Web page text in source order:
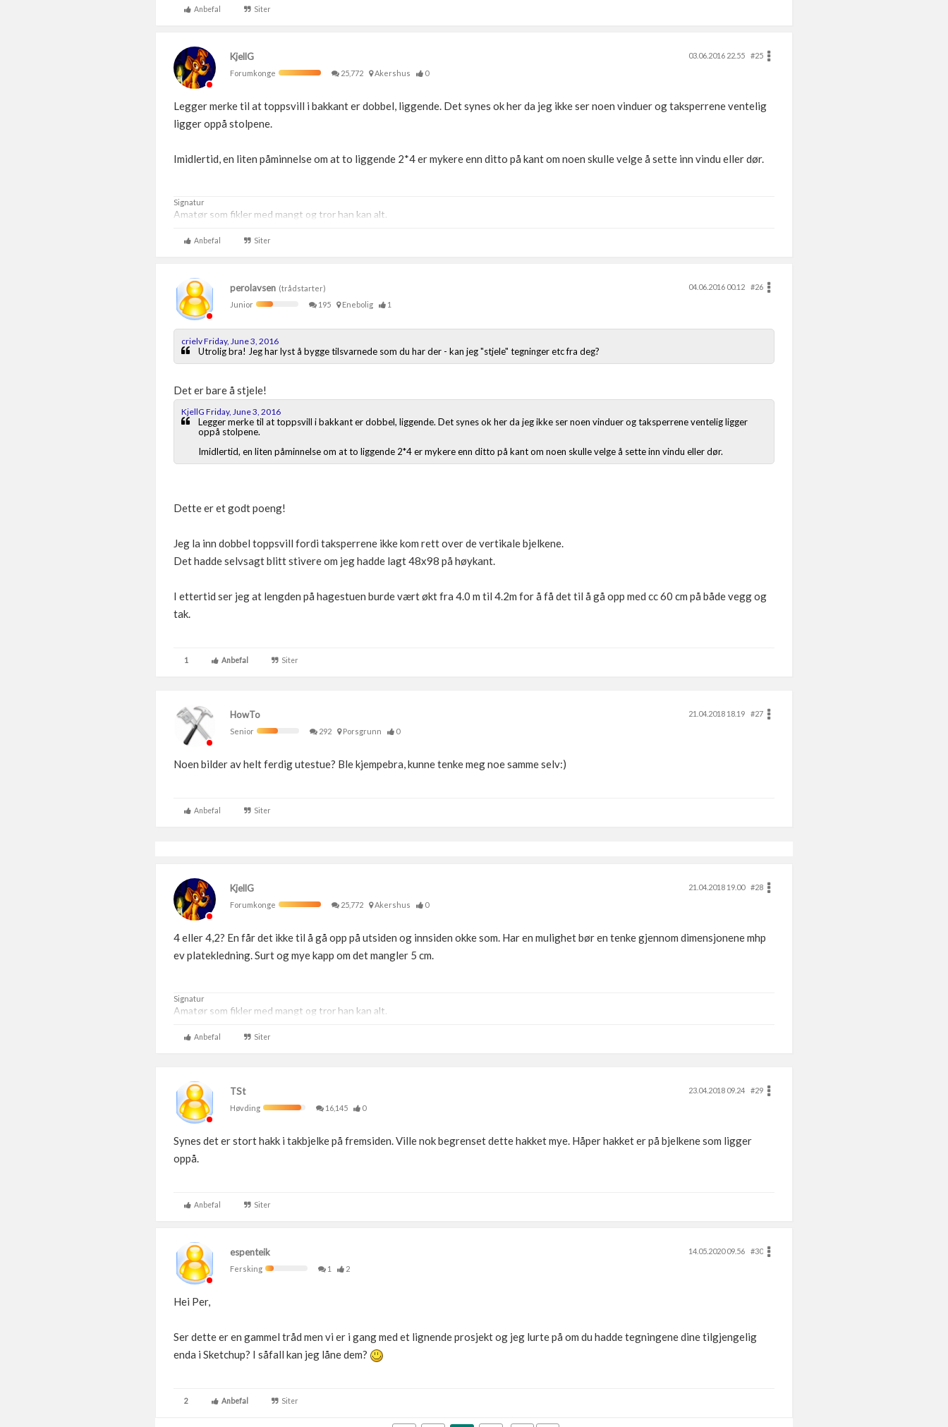
Anbefal Siter
KjellG 03.06.2016 22.55
#25
Forumkonge
25,772 Akershus 0
Legger merke til at toppsvill i bakkant er dobbel, liggende. Det synes ok her da jeg ikke ser noen vinduer og taksperrene ventelig
ligger oppå stolpene.
Imidlertid, en liten påminnelse om at to liggende 2*4 er mykere enn ditto på kant om noen skulle velge å sette inn vindu eller dør.
Signatur
Amatør som fikler med mangt og tror han kan alt.
Anbefal Siter
perolavsen (trådstarter) 04.06.2016 00.12
#26
Junior
195 Enebolig 1
crielv Friday, June 3, 2016
Utrolig bra! Jeg har lyst å bygge tilsvarnede som du har der - kan jeg "stjele" tegninger etc fra deg?
Det er bare å stjele!
KjellG Friday, June 3, 2016
Legger merke til at toppsvill i bakkant er dobbel, liggende. Det synes ok her da jeg ikke ser noen vinduer og taksperrene ventelig ligger
oppå stolpene.
Imidlertid, en liten påminnelse om at to liggende 2*4 er mykere enn ditto på kant om noen skulle velge å sette inn vindu eller dør.
Dette er et godt poeng!
Jeg la inn dobbel toppsvill fordi taksperrene ikke kom rett over de vertikale bjelkene.
Det hadde selvsagt blitt stivere om jeg hadde lagt 48x98 på høykant.
I ettertid ser jeg at lengden på hagestuen burde vært økt fra 4.0 m til 4.2m for å få det til å gå opp med cc 60 cm på både vegg og
tak.
1 Anbefal Siter
HowTo 21.04.2018 18.19
#27
Senior
292 Porsgrunn 0
Noen bilder av helt ferdig utestue? Ble kjempebra, kunne tenke meg noe samme selv:)
Anbefal Siter
KjellG 21.04.2018 19.00
#28
Forumkonge
25,772 Akershus 0
4 eller 4,2? En får det ikke til å gå opp på utsiden og innsiden okke som. Har en mulighet bør en tenke gjennom dimensjonene mhp
ev platekledning. Surt og mye kapp om det mangler 5 cm.
Signatur
Amatør som fikler med mangt og tror han kan alt.
Anbefal Siter
TSt 23.04.2018 09.24
#29
Høvding
16,145 0
Synes det er stort hakk i takbjelke på fremsiden. Ville nok begrenset dette hakket mye. Håper hakket er på bjelkene som ligger
oppå.
Anbefal Siter
espenteik 14.05.2020 09.56
#30
Fersking
1 2
Hei Per,
Ser dette er en gammel tråd men vi er i gang med et lignende prosjekt og jeg lurte på om du hadde tegningene dine tilgjengelig
enda i Sketchup? I såfall kan jeg låne dem?
2 Anbefal Siter